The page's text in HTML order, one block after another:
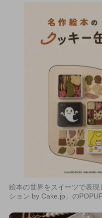
絵本の世界をスイーツで表
ション by Cake.jp」の